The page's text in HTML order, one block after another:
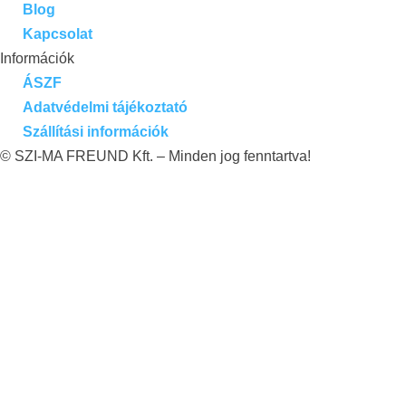
Blog
Kapcsolat
Információk
ÁSZF
Adatvédelmi tájékoztató
Szállítási információk
© SZI-MA FREUND Kft. – Minden jog fenntartva!